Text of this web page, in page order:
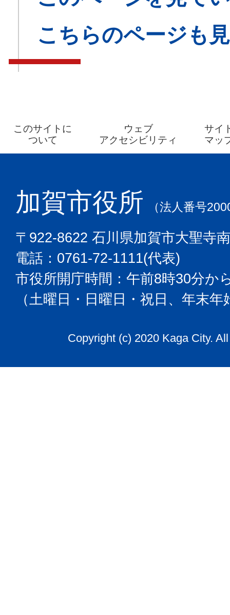
こちらのページも
このサイトに
ついて
ウェブ
アクセシビリティ
サイ
マッ
加賀市役所 （法人番号
〒922-8622 石川県加賀市大聖寺
電話：0761-72-1111(代表)
市役所開庁時間：午前8時30分か
（土曜日・日曜日・祝日、年末
Copyright (c) 2020 Kaga City.